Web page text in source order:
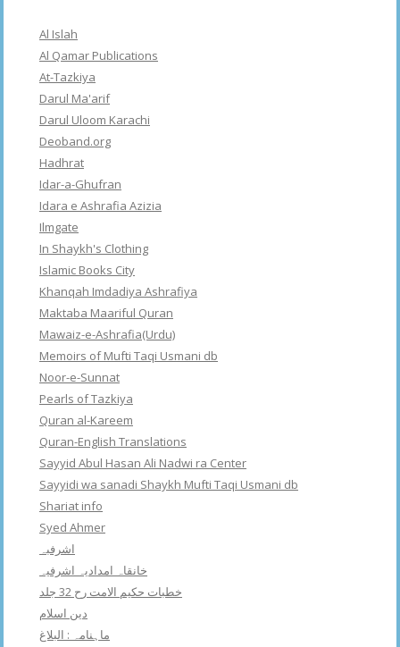
Al Islah
Al Qamar Publications
At-Tazkiya
Darul Ma'arif
Darul Uloom Karachi
Deoband.org
Hadhrat
Idar-a-Ghufran
Idara e Ashrafia Azizia
Ilmgate
In Shaykh's Clothing
Islamic Books City
Khanqah Imdadiya Ashrafiya
Maktaba Maariful Quran
Mawaiz-e-Ashrafia(Urdu)
Memoirs of Mufti Taqi Usmani db
Noor-e-Sunnat
Pearls of Tazkiya
Quran al-Kareem
Quran-English Translations
Sayyid Abul Hasan Ali Nadwi ra Center
Sayyidi wa sanadi Shaykh Mufti Taqi Usmani db
Shariat info
Syed Ahmer
اشرفبہ
خانقاہ امدادیہ اشرفیہ
خطبات حکیم الامت رح 32 جلد
دین اسلام
ماہنامہ : البلاغ